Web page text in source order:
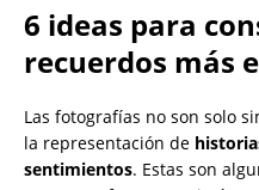
6 ideas para
recuerdos más
Las fotografías no son solo
la representación de
sentimientos. Estas son